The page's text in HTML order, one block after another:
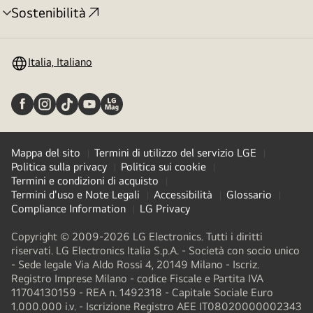
Sostenibilità
Attivazione
Italia, Italiano
Mappa del sito
Termini di utilizzo del servizio LGE
Politica sulla privacy
Politica sui cookie
Termini e condizioni di acquisto
Termini d'uso e Note Legali
Accessibilità
Glossario
Compliance Information
LG Privacy
Copyright © 2009-2026 LG Electronics. Tutti i diritti
riservati. LG Electronics Italia S.p.A. - Società con socio unico
- Sede legale Via Aldo Rossi 4, 20149 Milano - Iscriz.
Registro Imprese Milano - codice Fiscale e Partita IVA
11704130159 - REA n. 1492318 - Capitale Sociale Euro
1.000.000 i.v. - Iscrizione Registro AEE IT08020000002343​